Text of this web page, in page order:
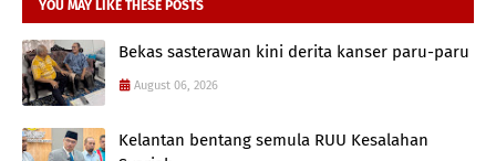
YOU MAY LIKE THESE POSTS
Bekas sasterawan kini derita kanser paru-paru
August 06, 2026
Kelantan bentang semula RUU Kesalahan